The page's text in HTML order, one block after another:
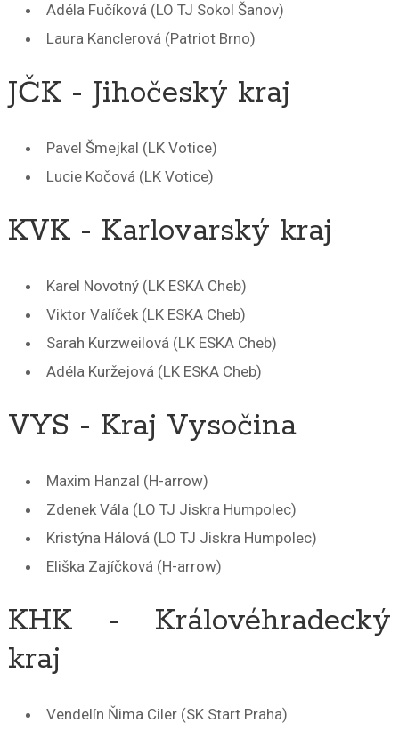
Adéla Fučíková (LO TJ Sokol Šanov)
Laura Kanclerová (Patriot Brno)
JČK - Jihočeský kraj
Pavel Šmejkal (LK Votice)
Lucie Kočová (LK Votice)
KVK - Karlovarský kraj
Karel Novotný (LK ESKA Cheb)
Viktor Valíček (LK ESKA Cheb)
Sarah Kurzweilová (LK ESKA Cheb)
Adéla Kuržejová (LK ESKA Cheb)
VYS - Kraj Vysočina
Maxim Hanzal (H-arrow)
Zdenek Vála (LO TJ Jiskra Humpolec)
Kristýna Hálová (LO TJ Jiskra Humpolec)
Eliška Zajíčková (H-arrow)
KHK - Královéhradecký
kraj
Vendelín Ňima Ciler (SK Start Praha)